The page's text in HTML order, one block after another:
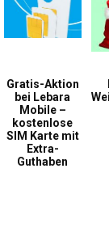
Gratis-Aktion
bei Lebara
Mobile –
kostenlose
SIM Karte mit
Extra-
Guthaben